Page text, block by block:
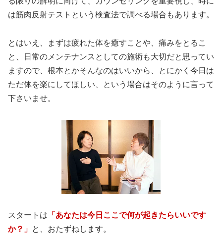
は筋肉反射テストという検査法で調べる場合もあります。
とはいえ、まずは疲れた体を癒すことや、痛みをとるこ
と、日常のメンテナンスとしての施術も大切だと思ってい
ますので、根本とかそんなのはいいから、とにかく今日は
ただ体を楽にしてほしい、という場合はそのように言って
下さいませ。
スタートは 「あなたは今日ここで何が起きたらいいです
か？」 と、おたずねします。